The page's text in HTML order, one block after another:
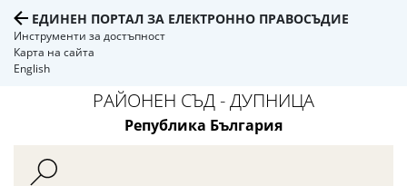
ЕДИНЕН ПОРТАЛ ЗА ЕЛЕКТРОННО ПРАВОСЪДИЕ
Инструменти за достъпност
Карта на сайта
English
РАЙОНЕН СЪД - ДУПНИЦА
Република България